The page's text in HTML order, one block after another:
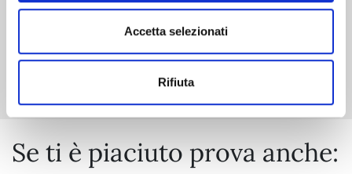
Accetta selezionati
Rifiuta
Mostra tutto
Se ti è piaciuto prova anche: